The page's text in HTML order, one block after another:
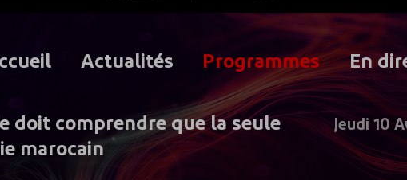
En
Programmes
Actualités
Jeudi 10
doit comprendre que la seule
marocain